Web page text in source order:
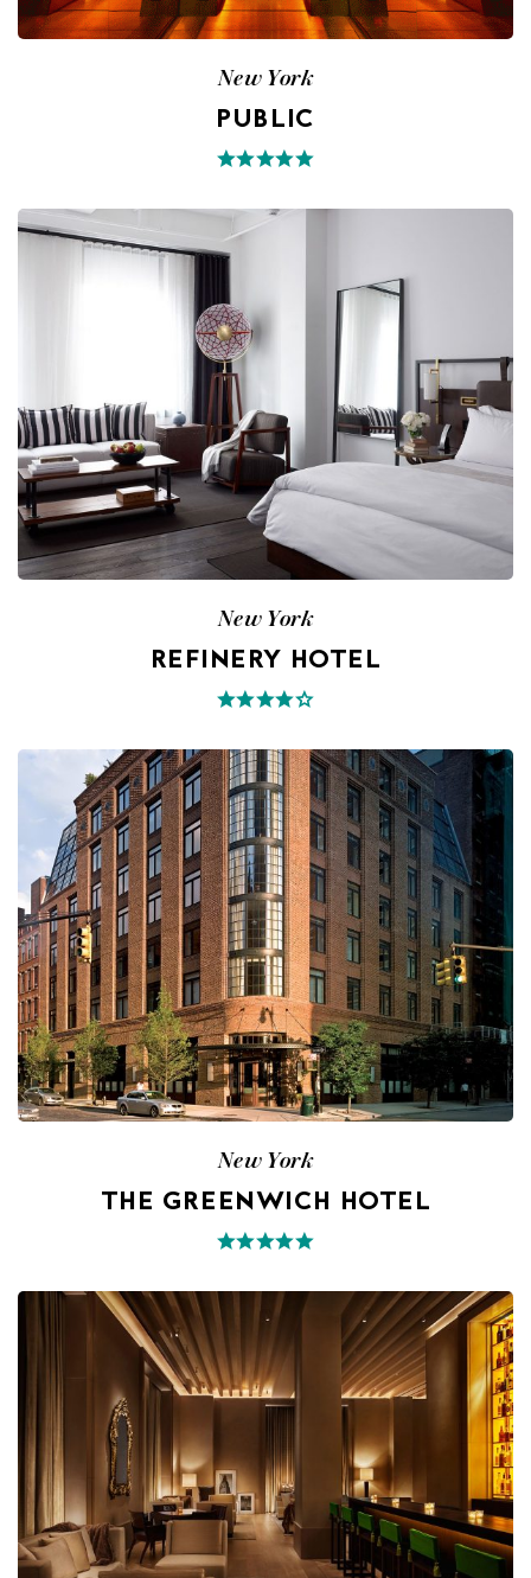
New York
PUBLIC
New York
REFINERY HOTEL
New York
THE GREENWICH HOTEL